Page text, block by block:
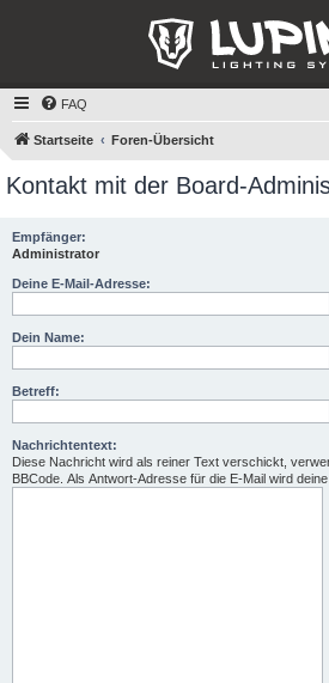
FAQ
Startseite Foren-Übersicht
Kontakt mit der Board-
Empfänger:
Administrator
Deine E-Mail-Adresse:
Dein Name:
Betreff:
Nachrichtentext:
Diese Nachricht wird als reiner Text verschickt,
BBCode. Als Antwort-Adresse für die E-Mail wird